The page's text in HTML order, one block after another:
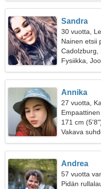
Sandra
30 vuotta,
Nainen etsii
Cadolzburg,
Fysiikka,
Annika
27 vuotta,
171 cm
Vakava
Andrea
57 vuotta
Pidän